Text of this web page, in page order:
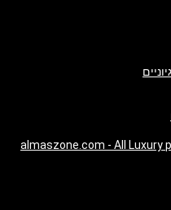
almaszone.com - All Luxury